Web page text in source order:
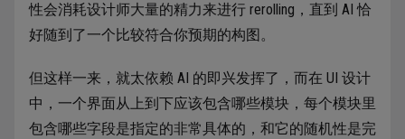
性会消耗设计师大量的精力来进行 rerolling，直到 AI 恰
好随到了一个比较符合你预期的构图。
但这样一来，就太依赖 AI 的即兴发挥了，而在 UI 设计
中，一个界面从上到下应该包含哪些模块，每个模块里
包含哪些字段是指定的非常具体的，和它的随机性是完